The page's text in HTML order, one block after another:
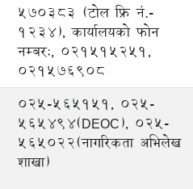
570383 (टोल फ्रि नं.-
1234), कार्यालयको फोन
नम्बर:, 021515251,
021576908
025-565151, 025-
565494(DEOC), 025-
565022(नागरिकता अभिलेख
शाखा)